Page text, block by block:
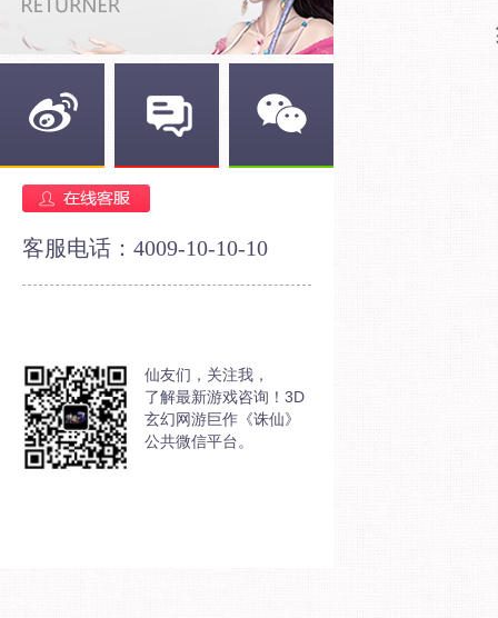
客服电话：4009-10-10-10
仙友们，关注我，
了解最新游戏咨询！3D
玄幻网游巨作《诛仙》
公共微信平台。
经